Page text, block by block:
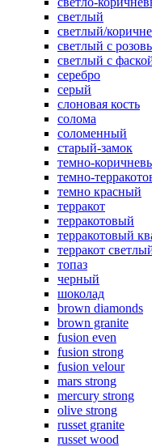
светлый
светлый/
светлый с
светлый с
серебро
серый
слоновая кость
солома
соломенный
старый-замок
темно-
темно-
темно красный
терракот
терракотовый
терракотовый
терракот
топаз
черный
шоколад
brown diamonds
brown granite
fusion even
fusion strong
fusion velour
mars strong
mercury strong
olive strong
russet granite
russet wood